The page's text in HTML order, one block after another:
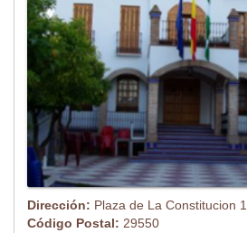
Dirección: Plaza de La Constitucion 1
Código Postal: 29550